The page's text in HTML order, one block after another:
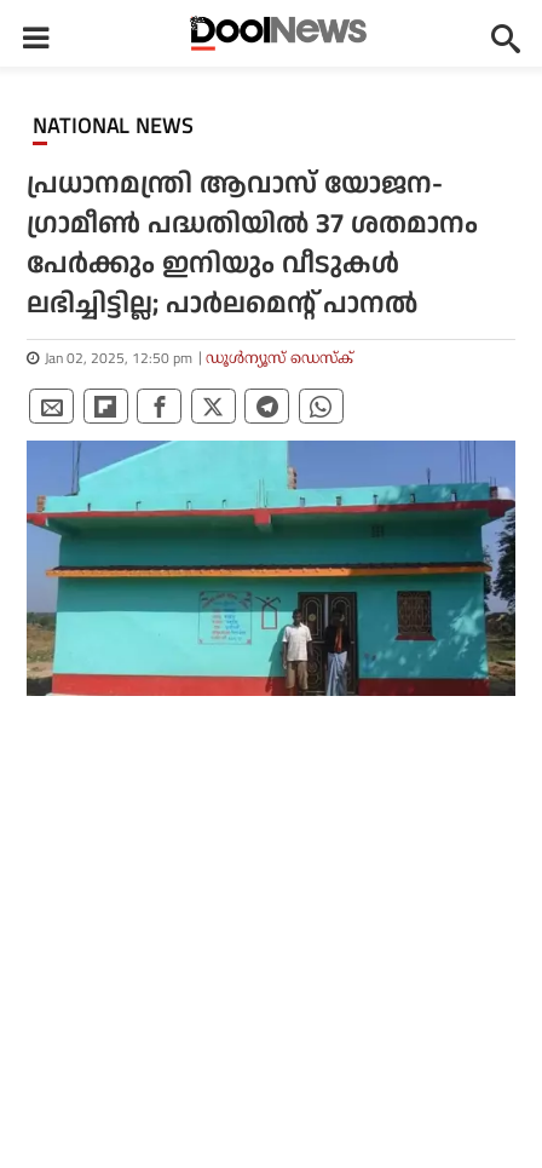
NATIONAL NEWS
പ്രധാനമന്ത്രി ആവാസ് യോജന-
ഗ്രാമീൺ പദ്ധതിയിൽ 37 ശതമാനം
പേർക്കും ഇനിയും വീടുകൾ
ലഭിച്ചിട്ടില്ല; പാർലമെന്റ് പാനൽ
Jan 02, 2025, 12:50 pm ഡൂള്‍ന്യൂസ് ഡെസ്‌ക്